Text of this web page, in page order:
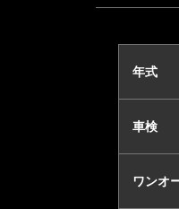
年式
車検
ワンオ